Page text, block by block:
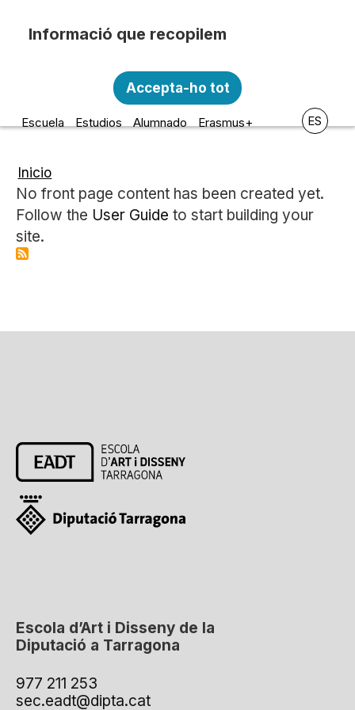
Escola d'Art i Disseny de la
Diputació a Tarragona
Escuela Estudios Alumnado Erasmus+ ES
Ruta
de
navegación
Inicio
No front page content has been created yet.
Follow the User Guide to start building your
site.
personal amb les següents finalitats:
Funcionalitat, Analítica.
Accepta-ho tot
Escola d’Art i Disseny de la
Diputació a Tarragona
977 211 253
sec.eadt@dipta.cat